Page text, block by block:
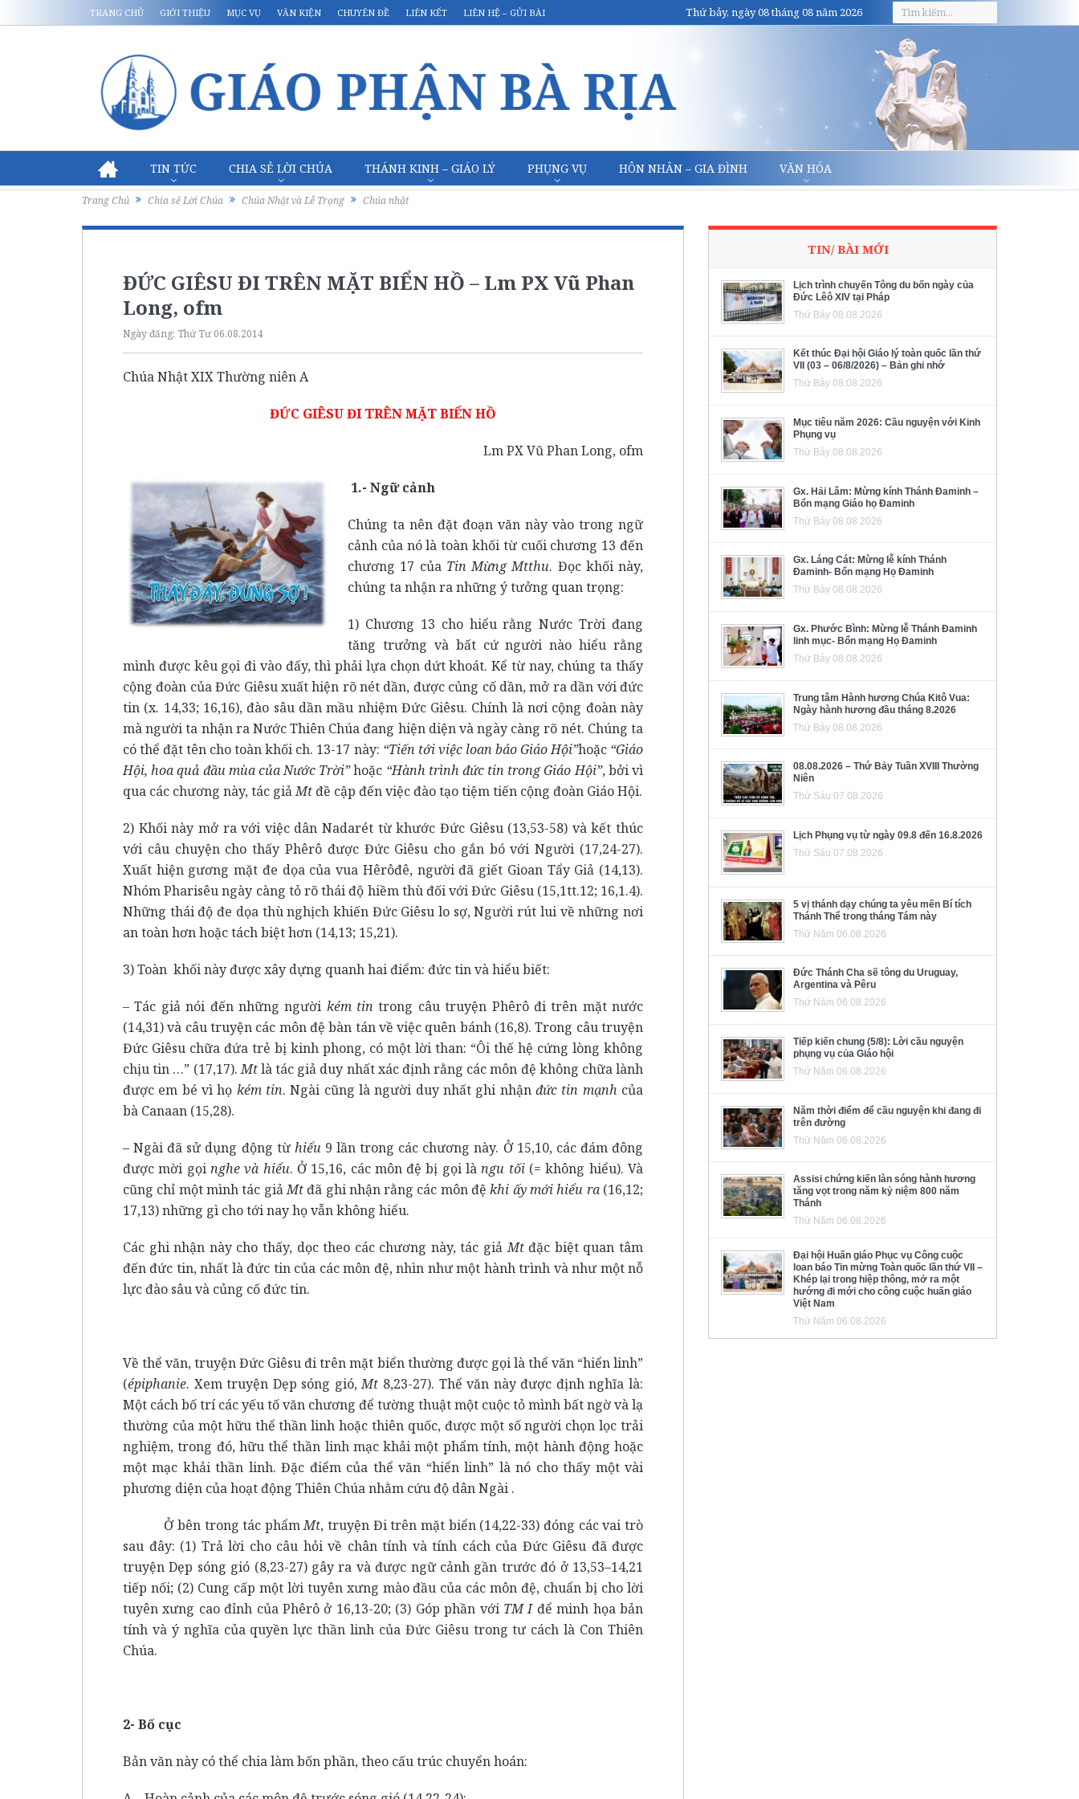
TRANG CHỦ GIỚI THIỆU MỤC VỤ VĂN KIỆN CHUYÊN ĐỀ LIÊN KẾT LIÊN HỆ – GỬI BÀI Thứ bảy, ngày 08 tháng 08 năm 2026
TIN TỨC CHIA SẺ LỜI CHÚA THÁNH KINH – GIÁO LÝ PHỤNG VỤ HÔN NHÂN – GIA ĐÌNH VĂN HÓA
Trang Chủ Chia sẻ Lời Chúa Chúa Nhật và Lễ Trọng Chúa nhật
ĐỨC GIÊSU ĐI TRÊN MẶT BIỂN HỒ – Lm PX Vũ Phan
Long, ofm
Ngày đăng: Thứ Tư 06.08.2014
Chúa Nhật XIX Thường niên A
ĐỨC GIÊSU ĐI TRÊN MẶT BIỂN HỒ
Lm PX Vũ Phan Long, ofm
1.- Ngữ cảnh
Chúng ta nên đặt đoạn văn này vào trong ngữ
cảnh của nó là toàn khối từ cuối chương 13 đến
chương 17 của Tin Mừng Mtthu. Đọc khối này,
chúng ta nhận ra những ý tưởng quan trọng:
1) Chương 13 cho hiểu rằng Nước Trời đang
tăng trưởng và bất cứ người nào hiểu rằng
mình được kêu gọi đi vào đấy, thì phải lựa chọn dứt khoát. Kể từ nay, chúng ta thấy
cộng đoàn của Đức Giêsu xuất hiện rõ nét dần, được củng cố dần, mở ra dần với đức
tin (x. 14,33; 16,16), đào sâu dần mầu nhiệm Đức Giêsu. Chính là nơi cộng đoàn này
mà người ta nhận ra Nước Thiên Chúa đang hiện diện và ngày càng rõ nét. Chúng ta
có thể đặt tên cho toàn khối ch. 13-17 này: “Tiến tới việc loan báo Giáo Hội”hoặc “Giáo
Hội, hoa quả đầu mùa của Nước Trời”hoặc “Hành trình đức tin trong Giáo Hội”, bởi vì
qua các chương này, tác giảMt đề cập đến việc đào tạo tiệm tiến cộng đoàn Giáo Hội.
2) Khối này mở ra với việc dân Nadarét từ khước Đức Giêsu (13,53-58) và kết thúc
với câu chuyện cho thấy Phêrô được Đức Giêsu cho gắn bó với Người (17,24-27).
Xuất hiện gương mặt đe dọa của vua Hêrôđê, người đã giết Gioan Tẩy Giả (14,13).
Nhóm Pharisêu ngày càng tỏ rõ thái độ hiềm thù đối với Đức Giêsu (15,1tt.12; 16,1.4).
Những thái độ đe dọa thù nghịch khiến Đức Giêsu lo sợ, Người rút lui về những nơi
an toàn hơn hoặc tách biệt hơn (14,13; 15,21).
3) Toàn khối này được xây dựng quanh hai điểm: đức tin và hiểu biết:
– Tác giả nói đến những người kém tintrong câu truyện Phêrô đi trên mặt nước
(14,31) và câu truyện các môn đệ bàn tán về việc quên bánh (16,8). Trong câu truyện
Đức Giêsu chữa đứa trẻ bị kinh phong, có một lời than: “Ôi thế hệ cứng lòng không
chịu tin …” (17,17).Mtlà tác giả duy nhất xác định rằng các môn đệ không chữa lành
được em bé vì họ kém tin. Ngài cũng là người duy nhất ghi nhậnđức tin mạnh của
bà Canaan (15,28).
– Ngài đã sử dụng động từ hiểu 9 lần trong các chương này. Ở 15,10, các đám đông
được mời gọi nghe và hiểu. Ở 15,16, các môn đệ bị gọi làngu tối(= không hiểu). Và
cũng chỉ một mình tác giảMtđã ghi nhận rằng các môn đệkhi ấy mới hiểu ra(16,12;
17,13) những gì cho tới nay họ vẫn không hiểu.
Các ghi nhận này cho thấy, dọc theo các chương này, tác giảMtđặc biệt quan tâm
đến đức tin, nhất là đức tin của các môn đệ, nhìn như một hành trình và như một nỗ
lực đào sâu và củng cố đức tin.
Về thể văn, truyện Đức Giêsu đi trên mặt biển thường được gọi là thể văn “hiển linh”
(épiphanie. Xem truyện Dẹp sóng gió,Mt 8,23-27). Thể văn này được định nghĩa là:
Một cách bố trí các yếu tố văn chương để tường thuật một cuộc tỏ mình bất ngờ và lạ
thường của một hữu thể thần linh hoặc thiên quốc, được một số người chọn lọc trải
nghiệm, trong đó, hữu thể thần linh mạc khải một phẩm tính, một hành động hoặc
một mạc khải thần linh. Đặc điểm của thể văn “hiển linh” là nó cho thấy một vài
phương diện của hoạt động Thiên Chúa nhằm cứu độ dân Ngài .
Ở bên trong tác phẩmMt, truyện Đi trên mặt biển (14,22-33) đóng các vai trò
sau đây: (1) Trả lời cho câu hỏi về chân tính và tính cách của Đức Giêsu đã được
truyện Dẹp sóng gió (8,23-27) gây ra và được ngữ cảnh gần trước đó ở 13,53–14,21
tiếp nối; (2) Cung cấp một lời tuyên xưng mào đầu của các môn đệ, chuẩn bị cho lời
tuyên xưng cao đỉnh của Phêrô ở 16,13-20; (3) Góp phần với TM I để minh họa bản
tính và ý nghĩa của quyền lực thần linh của Đức Giêsu trong tư cách là Con Thiên
Chúa.
2- Bố cục
Bản văn này có thể chia làm bốn phần, theo cấu trúc chuyển hoán:
TIN/ BÀI MỚI
Lịch trình chuyến Tông du bốn ngày của
Đức Lêô XIV tại Pháp
Thứ Bảy 08.08.2026
Kết thúc Đại hội Giáo lý toàn quốc lần thứ
VII (03 – 06/8/2026) – Bản ghi nhớ
Thứ Bảy 08.08.2026
Mục tiêu năm 2026: Cầu nguyện với Kinh
Phụng vụ
Thứ Bảy 08.08.2026
Gx. Hải Lâm: Mừng kính Thánh Đaminh –
Bổn mạng Giáo họ Đaminh
Thứ Bảy 08.08.2026
Gx. Láng Cát: Mừng lễ kính Thánh
Đaminh- Bổn mạng Họ Đaminh
Thứ Bảy 08.08.2026
Gx. Phước Bình: Mừng lễ Thánh Đaminh
linh mục- Bổn mạng Họ Đaminh
Thứ Bảy 08.08.2026
Trung tâm Hành hương Chúa Kitô Vua:
Ngày hành hương đầu tháng 8.2026
Thứ Bảy 08.08.2026
08.08.2026 – Thứ Bảy Tuần XVIII Thường
Niên
Thứ Sáu 07.08.2026
Lịch Phụng vụ từ ngày 09.8 đến 16.8.2026
Thứ Sáu 07.08.2026
5 vị thánh dạy chúng ta yêu mến Bí tích
Thánh Thể trong tháng Tám này
Thứ Năm 06.08.2026
Đức Thánh Cha sẽ tông du Uruguay,
Argentina và Pêru
Thứ Năm 06.08.2026
Tiếp kiến chung (5/8): Lời cầu nguyện
phụng vụ của Giáo hội
Thứ Năm 06.08.2026
Năm thời điểm để cầu nguyện khi đang đi
trên đường
Thứ Năm 06.08.2026
Assisi chứng kiến làn sóng hành hương
tăng vọt trong năm kỷ niệm 800 năm
Thánh
Thứ Năm 06.08.2026
Đại hội Huấn giáo Phục vụ Công cuộc
loan báo Tin mừng Toàn quốc lần thứ VII –
Khép lại trong hiệp thông, mở ra một
hướng đi mới cho công cuộc huấn giáo
Việt Nam
Thứ Năm 06.08.2026